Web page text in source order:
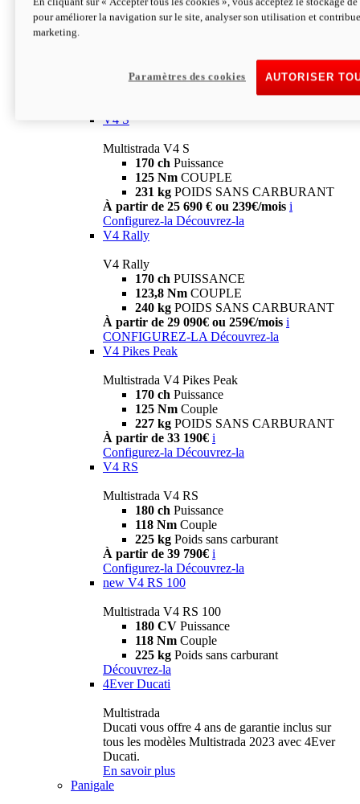
V4
229 KgPOIDS SANS CARBURANT
V4 S
Multistrada V4 S
170 ch Puissance
125 Nm COUPLE
231 kg POIDS SANS CARBURANT
À partir de 25 690 € ou 239€/mois i
Configurez-la Découvrez-la
V4 Rally
V4 Rally
170 ch PUISSANCE
123,8 Nm COUPLE
240 kg POIDS SANS CARBURANT
À partir de 29 090€ ou 259€/mois i
CONFIGUREZ-LA Découvrez-la
V4 Pikes Peak
Multistrada V4 Pikes Peak
170 ch Puissance
125 Nm Couple
227 kg POIDS SANS CARBURANT
À partir de 33 190€ i
Configurez-la Découvrez-la
V4 RS
Multistrada V4 RS
180 ch Puissance
118 Nm Couple
225 kg Poids sans carburant
À partir de 39 790€ i
Configurez-la Découvrez-la
new V4 RS 100
Multistrada V4 RS 100
180 CV Puissance
118 Nm Couple
225 kg Poids sans carburant
Découvrez-la
4Ever Ducati
Multistrada
Ducati vous offre 4 ans de garantie inclus sur
tous les modèles Multistrada 2023 avec 4Ever
Ducati.
En savoir plus
Panigale
pour améliorer la navigation sur le site, analyser son utilisation et
marketing.
AUTORISER
Paramètres des cookies